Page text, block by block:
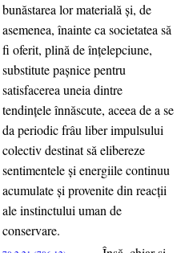
bunăstarea lor materială şi, de
asemenea, înainte ca societatea să
fi oferit, plină de înţelepciune,
substitute paşnice pentru
satisfacerea uneia dintre
tendinţele înnăscute, aceea de a se
da periodic frâu liber impulsului
colectiv destinat să elibereze
sentimentele şi energiile continuu
acumulate şi provenite din reacţii
ale instinctului uman de
conservare.